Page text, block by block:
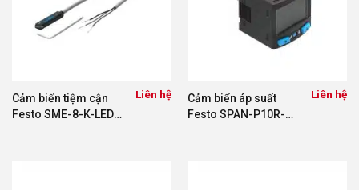
Cảm biến tiệm cận
Festo SME-8-K-LED-
Liên hệ
Cảm biến áp suất
Festo SPAN-P10R-
Liên hệ